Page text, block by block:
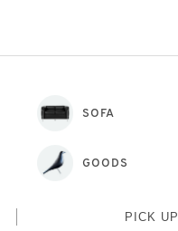
SOFA
GOODS
PICK UP